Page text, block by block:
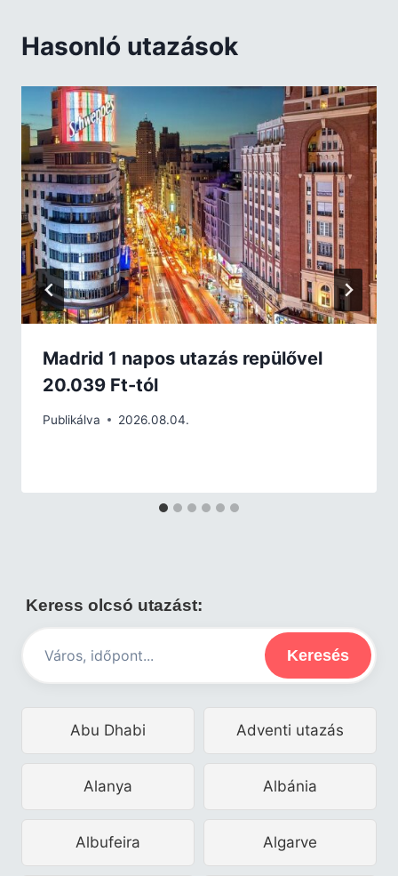
Hasonló utazások
Madrid 1 napos utazás repülővel
20.039 Ft-tól
Publikálva 2026.08.04.
Keress olcsó utazást:
Keresés
Abu Dhabi Adventi utazás
Alanya Albánia
Albufeira Algarve